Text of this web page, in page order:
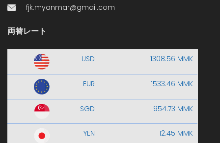
fjk.myanmar@gmail.com
両替レート
USD 1308.56 MMK
EUR 1533.46 MMK
SGD 954.73 MMK
YEN 12.45 MMK